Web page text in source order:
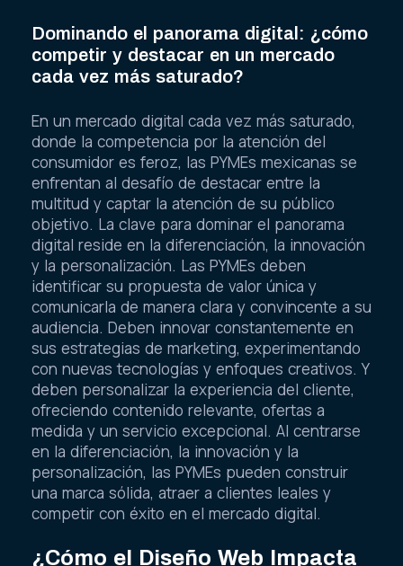
Dominando el panorama digital: ¿cómo
competir y destacar en un mercado
cada vez más saturado?
En un mercado digital cada vez más saturado,
donde la competencia por la atención del
consumidor es feroz, las PYMEs mexicanas se
enfrentan al desafío de destacar entre la
multitud y captar la atención de su público
objetivo. La clave para dominar el panorama
digital reside en la diferenciación, la innovación
y la personalización. Las PYMEs deben
identificar su propuesta de valor única y
comunicarla de manera clara y convincente a su
audiencia. Deben innovar constantemente en
sus estrategias de marketing, experimentando
con nuevas tecnologías y enfoques creativos. Y
deben personalizar la experiencia del cliente,
ofreciendo contenido relevante, ofertas a
medida y un servicio excepcional. Al centrarse
en la diferenciación, la innovación y la
personalización, las PYMEs pueden construir
una marca sólida, atraer a clientes leales y
competir con éxito en el mercado digital.
¿Cómo el Diseño Web Impacta